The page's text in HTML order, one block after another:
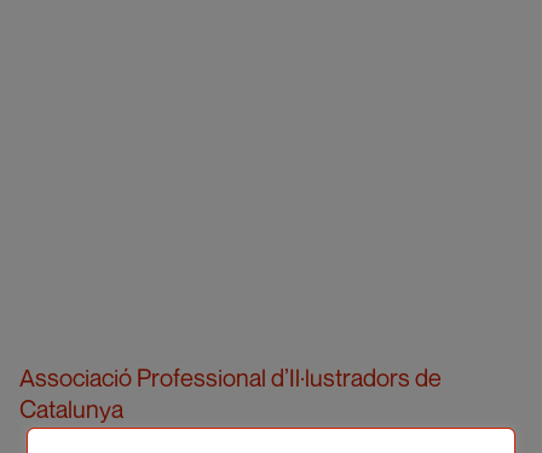
Associació Professional d’Il·lustradors de
Catalunya